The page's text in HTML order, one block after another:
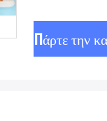
Πάρτε την